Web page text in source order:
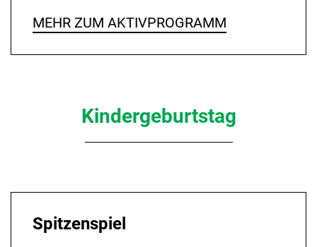
MEHR ZUM AKTIVPROGRAMM
Kindergeburtstag
Spitzenspiel